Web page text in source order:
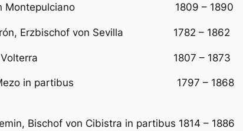
von Montepulciano 1809 –
Erzbischof von Sevilla 1782 –
von Volterra 1807 – 1873
von Mezo in partibus 1797 – 1868
Bischof von Cibistra in partibus 1814 –